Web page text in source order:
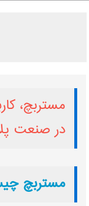
مستربچ،
در صنعت
مستربچ